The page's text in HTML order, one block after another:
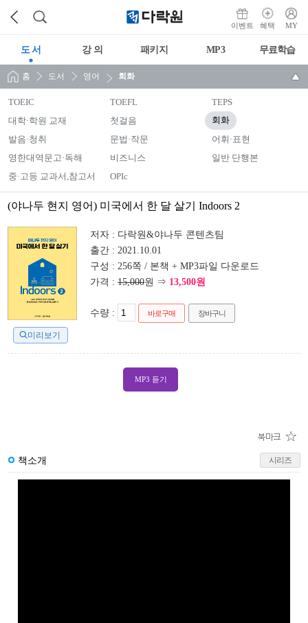
이벤트 혜택 MY
도 서 강 의 패키지 MP3 무료학습
홈 도서 영어 회화
TOEIC TOEFL
TEPS
대학·학원 교재
첫걸음 회화
발음·청취 문법·작문
어휘·표현
영한대역문고·독해
비즈니스
일반 단행본
중·고등 교과서,참고서
OPIc
(야나두 현지 영어) 미국에서 한 달 살기 Indoors 2
미리보기
저자 : 다락원&야나두 콘텐츠팀
출간 : 2021.10.01
구성 : 256쪽 / 본책 + MP3파일 다운로드
가격 : 15,000원 ⇒ 13,500원
수량 : 바로구매 장바구니
MP3 듣기
책소개 시리즈